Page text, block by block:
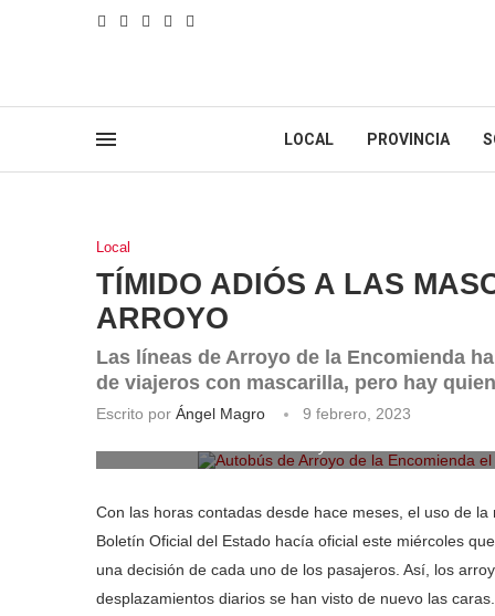
LOCAL PROVINCIA
Local
TÍMIDO ADIÓS A LAS
ARROYO
Las líneas de Arroyo de la Encomienda
de viajeros con mascarilla, pero hay
Escrito por Ángel Magro
9 febrero, 2023
Con las horas contadas desde hace meses, el uso de
Boletín Oficial del Estado hacía oficial este miércoles
una decisión de cada uno de los pasajeros. Así, los
desplazamientos diarios se han visto de nuevo las